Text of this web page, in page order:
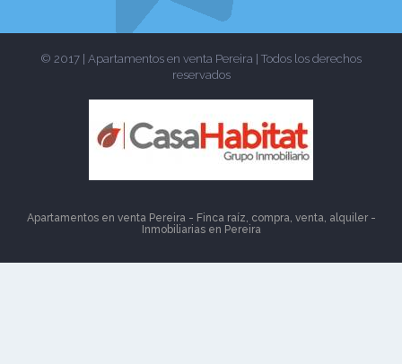
© 2017 | Apartamentos en venta Pereira | Todos los derechos
reservados
Apartamentos en venta Pereira - Finca raíz, compra, venta, alquiler -
Inmobiliarias en Pereira